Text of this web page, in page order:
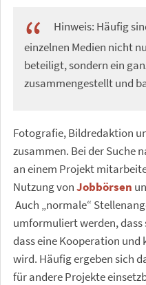
Hinweis: Häufig
einzelnen Medien nicht
beteiligt, sondern ein
zusammengestellt und
Fotografie, Bildredaktion
zusammen. Bei der Suche
an einem Projekt
Nutzung vonJobbörsen
Auch „normale“
umformuliert werden, dass
dass eine Kooperation
wird. Häufig ergeben sich
für andere Projekte